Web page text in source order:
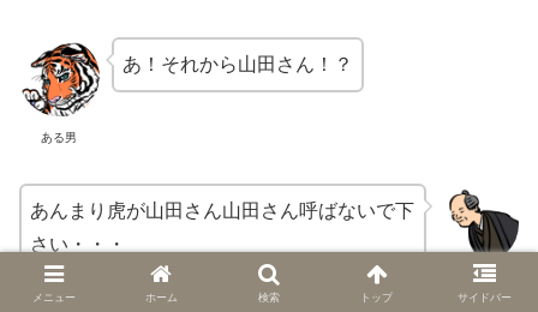
ある男
あ！それから山田さん！？
園長山田
あんまり虎が山田さん山田さん呼ばないで下
さい・・・
メニュー ホーム 検索 トップ サイドバー